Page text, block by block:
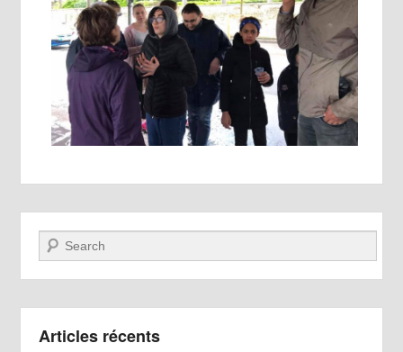
Recherche
Articles récents